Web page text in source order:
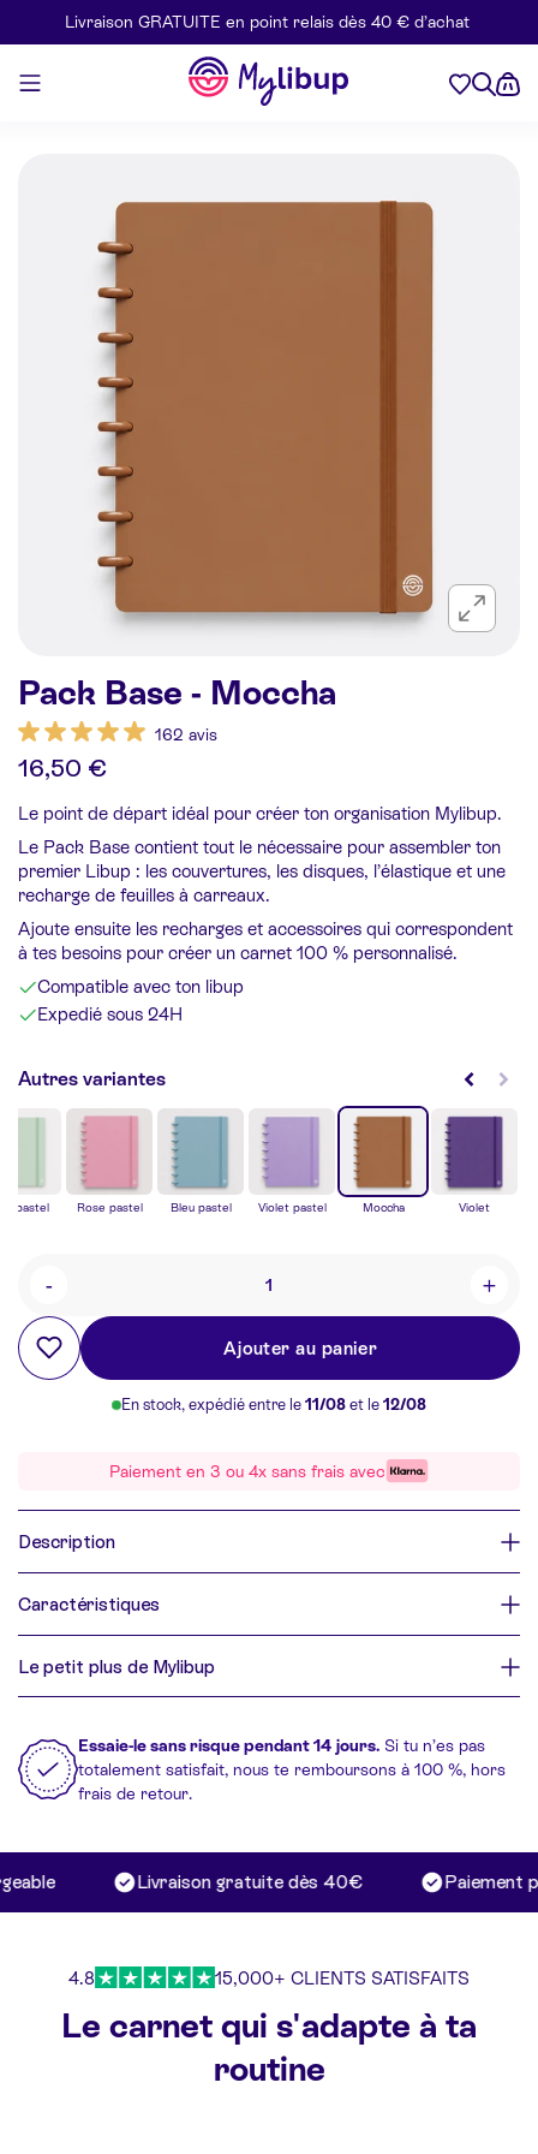
Aller au contenu
Livraison GRATUITE en point relais dès 40 € d’achat
Mylibup
Pack Base - Moccha
162 avis
16,50 €
Le point de départ idéal pour créer ton organisation Mylibup.
Le Pack Base contient tout le nécessaire pour assembler ton
premier Libup : les couvertures, les disques, l’élastique et une
recharge de feuilles à carreaux.
Ajoute ensuite les recharges et accessoires qui correspondent
à tes besoins pour créer un carnet 100 % personnalisé.
Compatible avec ton libup
Expedié sous 24H
Autres variantes
pastel Rose pastel Bleu pastel Violet pastel Moccha Violet
-
Quantité +
Ajouter au panier
En stock, expédié entre le 11/08 et le 12/08
Paiement en 3 ou 4x sans frais avec
Description
Caractéristiques
Le petit plus de Mylibup
Essaie-le sans risque pendant 14 jours. Si tu n’es pas
totalement satisfait, nous te remboursons à 100 %, hors
frais de retour.
Livraison gratuite dès 40€ Paiement
4.8 15,000+ CLIENTS SATISFAITS
Le carnet qui s'adapte à ta
routine